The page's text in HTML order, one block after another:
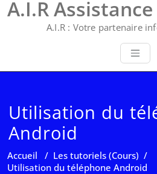
A.I.R
A.I.R : Votre partenaire
Utilisation du
Android
Accueil / Les tutoriels (Cours) /
Utilisation du téléphone Android